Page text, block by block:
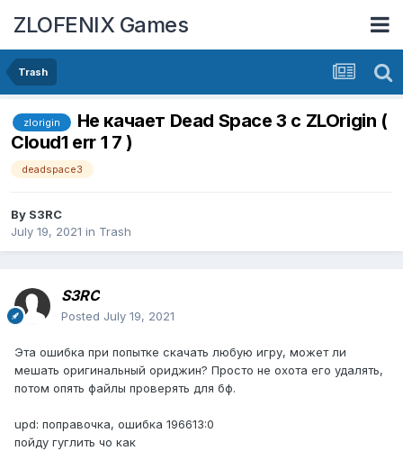
ZLOFENIX Games
Trash
zlorigin
Не качает Dead Space 3 c ZLOrigin (
Cloud1 err 1 7 )
deadspace3
By S3RC
July 19, 2021 in Trash
S3RC
Posted July 19, 2021
Эта ошибка при попытке скачать любую игру, может ли
мешать оригинальный ориджин? Просто не охота его удалять,
потом опять файлы проверять для бф.
upd: поправочка, ошибка 196613:0
пойду гуглить чо как